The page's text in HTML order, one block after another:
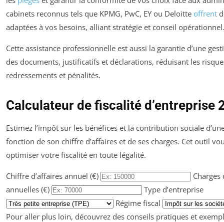
cabinets reconnus tels que KPMG, PwC, EY ou Deloitte offrent
adaptées à vos besoins, alliant stratégie et conseil opérationnel.
Cette assistance professionnelle est aussi la garantie d’une
des documents, justificatifs et déclarations, réduisant les
redressements et pénalités.
Calculateur de fiscalité d’entreprise
Estimez l’impôt sur les bénéfices et la contribution sociale
fonction de son chiffre d’affaires et de ses charges. Cet outil
optimiser votre fiscalité en toute légalité.
Chiffre d’affaires annuel (€)
annuelles (€)
Type d’entreprise
Régime fiscal
Pour aller plus loin, découvrez des conseils pratiques et